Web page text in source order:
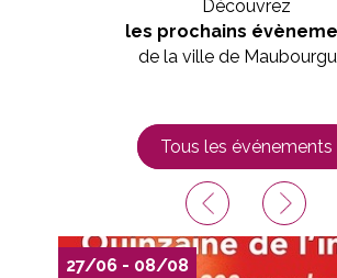
Previ
ous
27/06 - 08/08
Next
Découvrez
les prochains
de la ville de
Tous les événements